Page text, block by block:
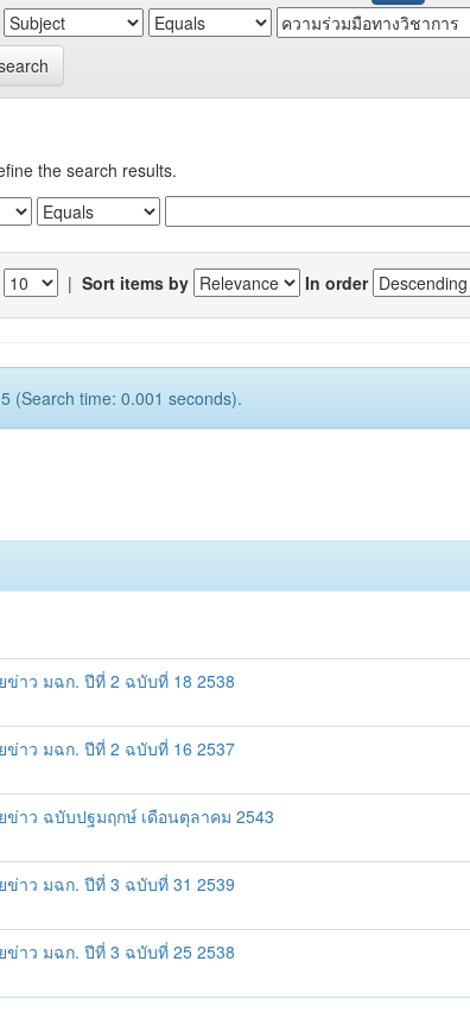
the search results.
| Sort items by In order
(Search time: 0.001 seconds).
ข่าว มฉก. ปีที่ 2 ฉบับที่ 18 2538
ข่าว มฉก. ปีที่ 2 ฉบับที่ 16 2537
ข่าว ฉบับปฐมฤกษ์ เดือนตุลาคม 2543
ข่าว มฉก. ปีที่ 3 ฉบับที่ 31 2539
ข่าว มฉก. ปีที่ 3 ฉบับที่ 25 2538